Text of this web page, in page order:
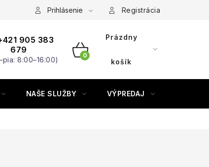
Prihlásenie Registrácia
905 383
679
8:00–16:00) NÁKUPNÝ
Prázdny
košík
NAŠE SLUŽBY VÝPREDAJ